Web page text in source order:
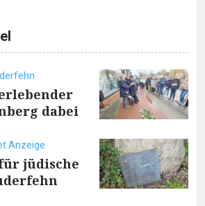
dabei
Anzeige
jüdische